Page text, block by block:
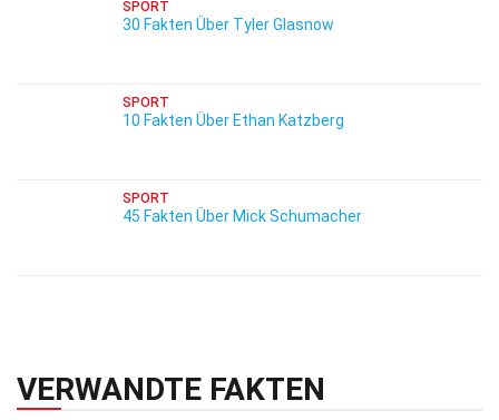
SPORT
30 Fakten Über Tyler Glasnow
SPORT
10 Fakten Über Ethan Katzberg
SPORT
45 Fakten Über Mick Schumacher
VERWANDTE FAKTEN